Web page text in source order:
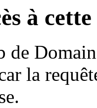
à
de
la